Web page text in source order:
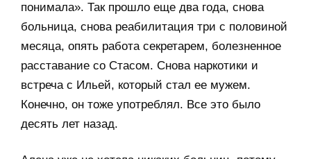
понимала». Так прошло еще два года, снова
больница, снова реабилитация три с половиной
месяца, опять работа секретарем, болезненное
расставание со Стасом. Снова наркотики и
встреча с Ильей, который стал ее мужем.
Конечно, он тоже употреблял. Все это было
десять лет назад.